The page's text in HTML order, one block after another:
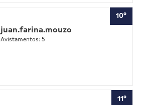
10º
juan.farina.mouzo
Avistamentos: 5
11º